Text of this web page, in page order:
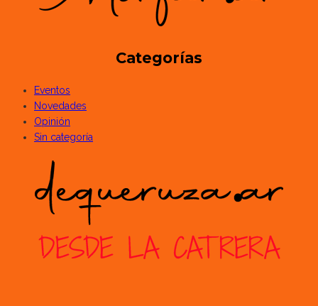
Categorías
Eventos
Novedades
Opinión
Sin categoría